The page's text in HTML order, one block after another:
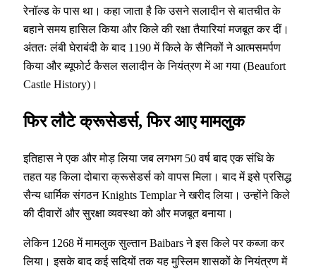
रेनॉल्ड के पास था। कहा जाता है कि उसने सलादीन से बातचीत के
बहाने समय हासिल किया और किले की रक्षा तैयारियां मजबूत कर दीं।
अंततः लंबी घेराबंदी के बाद 1190 में किले के सैनिकों ने आत्मसमर्पण
किया और ब्यूफोर्ट कैसल सलादीन के नियंत्रण में आ गया (Beaufort
Castle History)।
फिर लौटे क्रूसेडर्स, फिर आए मामलुक
इतिहास ने एक और मोड़ लिया जब लगभग 50 वर्ष बाद एक संधि के
तहत यह किला दोबारा क्रूसेडर्स को वापस मिला। बाद में इसे प्रसिद्ध
सैन्य धार्मिक संगठन Knights Templar ने खरीद लिया। उन्होंने किले
की दीवारों और सुरक्षा व्यवस्था को और मजबूत बनाया।
लेकिन 1268 में मामलुक सुल्तान Baibars ने इस किले पर कब्जा कर
लिया। इसके बाद कई सदियों तक यह मुस्लिम शासकों के नियंत्रण में